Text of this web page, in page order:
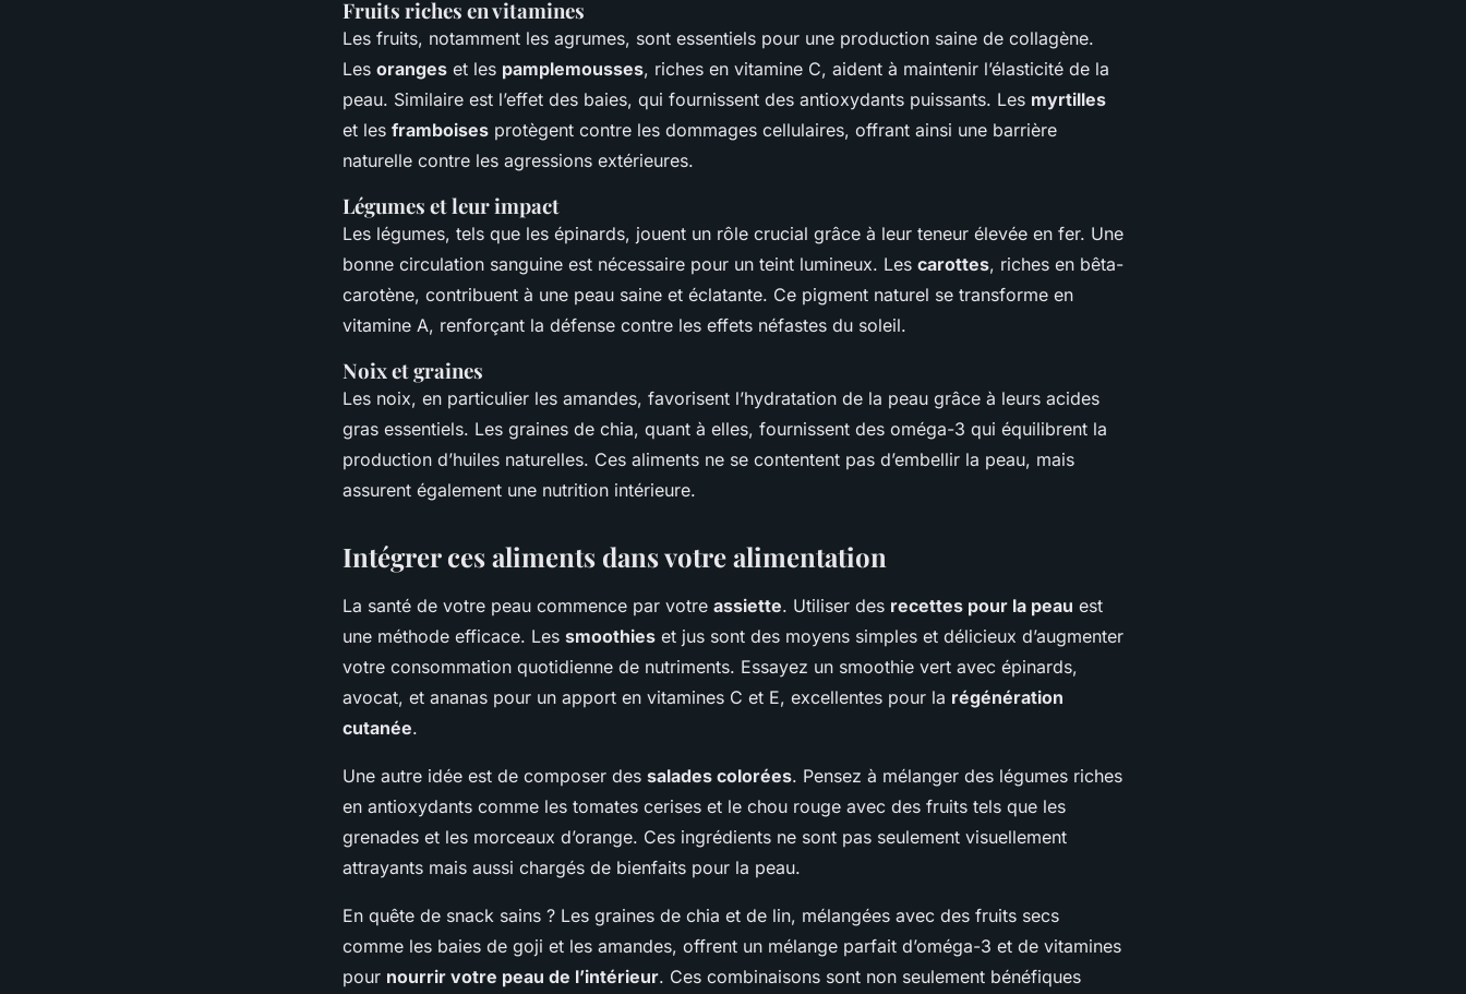
Fruits riches en vitamines
Les fruits, notamment les agrumes, sont essentiels pour une production saine de collagène.
Les oranges et les pamplemousses, riches en vitamine C, aident à maintenir l’élasticité de la
peau. Similaire est l’effet des baies, qui fournissent des antioxydants puissants. Les myrtilles
et les framboises protègent contre les dommages cellulaires, offrant ainsi une barrière
naturelle contre les agressions extérieures.
Légumes et leur impact
Les légumes, tels que les épinards, jouent un rôle crucial grâce à leur teneur élevée en fer. Une
bonne circulation sanguine est nécessaire pour un teint lumineux. Les carottes, riches en bêta-
carotène, contribuent à une peau saine et éclatante. Ce pigment naturel se transforme en
vitamine A, renforçant la défense contre les effets néfastes du soleil.
Noix et graines
Les noix, en particulier les amandes, favorisent l’hydratation de la peau grâce à leurs acides
gras essentiels. Les graines de chia, quant à elles, fournissent des oméga-3 qui équilibrent la
production d’huiles naturelles. Ces aliments ne se contentent pas d’embellir la peau, mais
assurent également une nutrition intérieure.
Intégrer ces aliments dans votre alimentation
La santé de votre peau commence par votre assiette. Utiliser des recettes pour la peau est
une méthode efficace. Les smoothies et jus sont des moyens simples et délicieux d’augmenter
votre consommation quotidienne de nutriments. Essayez un smoothie vert avec épinards,
avocat, et ananas pour un apport en vitamines C et E, excellentes pour la régénération
cutanée.
Une autre idée est de composer des salades colorées. Pensez à mélanger des légumes riches
en antioxydants comme les tomates cerises et le chou rouge avec des fruits tels que les
grenades et les morceaux d’orange. Ces ingrédients ne sont pas seulement visuellement
attrayants mais aussi chargés de bienfaits pour la peau.
En quête de snack sains ? Les graines de chia et de lin, mélangées avec des fruits secs
comme les baies de goji et les amandes, offrent un mélange parfait d’oméga-3 et de vitamines
pour nourrir votre peau de l’intérieur. Ces combinaisons sont non seulement bénéfiques